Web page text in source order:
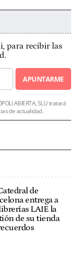
para recibir las
APUNTARME
ABIERTA, SLU tratará
de actualidad.
de
entrega a
LAIE la
de su tienda